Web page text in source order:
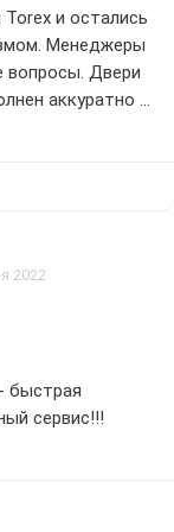
и остались
Менеджеры
вопросы. Двери
аккуратно и
2022
быстрая
сервис!!!